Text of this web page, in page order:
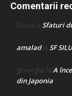
Comentarii
Doina la Sfaturi
amaladla SF
gheorghe la A
din Japonia